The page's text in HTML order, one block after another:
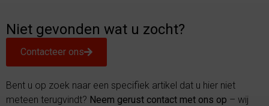
Niet gevonden wat u zocht?
Contacteer ons
Bent u op zoek naar een specifiek artikel dat u hier niet
meteen terugvindt? Neem gerust contact met ons op – wij